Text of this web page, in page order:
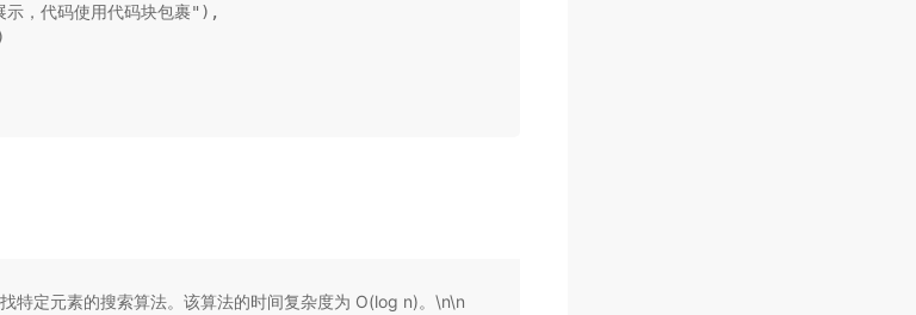
示，代码使用代码块包裹" ),
特定元素的搜索算法。该算法的时间复杂度为 O(log n)。\n\n